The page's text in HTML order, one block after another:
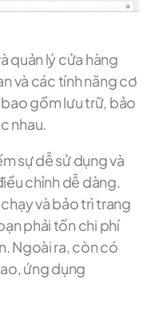
quản lý cửa hàng
và các tính năng cơ
gồm lưu trữ, bảo
nhau.
sự dễ sử dụng và
chỉnh dễ dàng.
và bảo trì trang
phải tốn chi phí
Ngoài ra, còn có
ứng dụng